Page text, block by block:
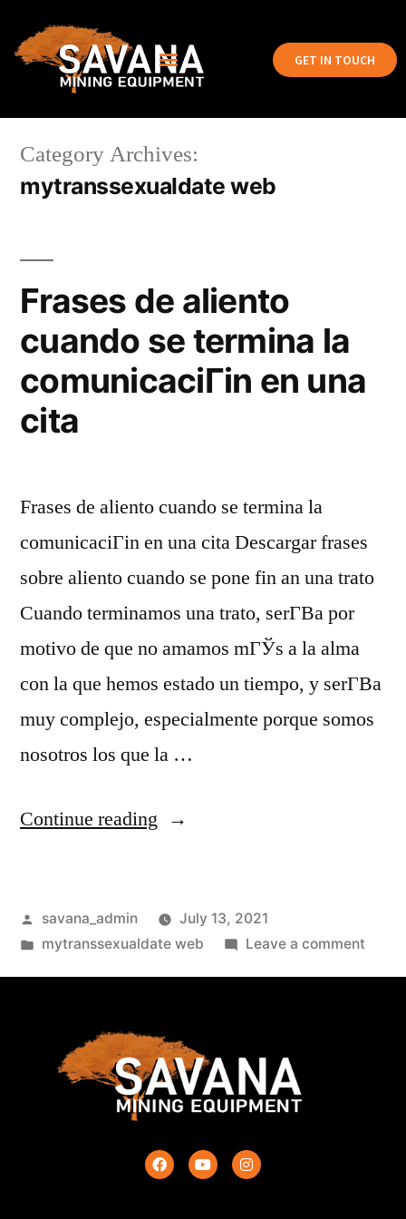
GET IN TOUCH
Category Archives:
mytranssexualdate web
Frases de aliento
cuando se termina la
comunicaciГіn en una
cita
Frases de aliento cuando se termina la
comunicaciГіn en una cita Descargar frases
sobre aliento cuando se pone fin an una trato
Cuando terminamos una trato, serГ­В­a por
motivo de que no amamos mГЎs a la alma
con la que hemos estado un tiempo, y serГ­В­a
muy complejo, especialmente porque somos
nosotros los que la …
Continue reading
savana_admin
July 13, 2021
mytranssexualdate web
Leave a comment